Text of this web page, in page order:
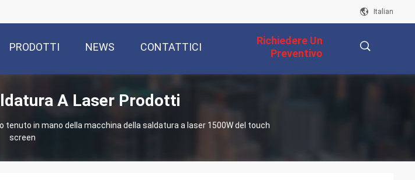
Italian
PRODOTTI NEWS CONTATTICI
Richiedere Un
Preventivo
A Laser Prodotti
tenuto in mano della macchina della saldatura a laser 1500W del touch
screen